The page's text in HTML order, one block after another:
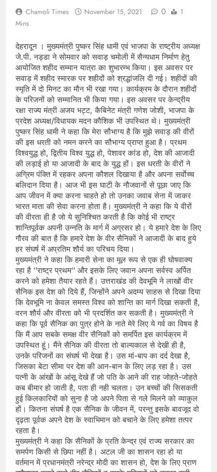
Chamoli Times November 15, 2021 0
1
Mins
देहरादून । मुख्यमंत्री पुष्कर सिंह धामी एवं भाजपा के राष्ट्रीय अध्यक्ष
जे.पी. नड्डा ने सोमवार को सवाड़ चमोली में सैन्यधाम निर्माण हेतु
आयोजित शहीद सम्मान यात्रा का शुभारम्भ किया। इस अवसर पर
सवाड़ में शहीद स्मारक पर शहीदों को श्रद्धांजलि दी गई। शहीदों की
स्मृति में दो मिनट का मौन भी रखा गया। कार्यक्रम के दौरान शहीदों
के परिजनों को सम्मानित भी किया गया। इस अवसर पर केन्द्रीय
रक्षा राज्य मंत्री अजय भट्ट, कैबिनेट मंत्री गणेश जोशी, भाजपा के
प्रदेश अध्यक्ष/विधायक मदन कौशिक भी उपस्थित थे। मुख्यमंत्री
पुष्कर सिंह धामी ने कहा कि मेरा सौभाग्य है कि मुझे सवाड़ की वीरों
की इस धरती को नमन करने का सौभाग्य प्राप्त हुआ है। प्रथम
विश्वयुद्ध हो, द्वितीय विश्व युद्ध हो, पेशावर कांड हो, देश की आजादी
की लड़ाई हो या आजादी के बाद के युद्ध हों। इस धरती के वीरों ने
अग्रिम पंक्ति में रहकर अपना कौशल दिखाया है और अपना सर्वाेच्च
बलिदान दिया है। आज भी इस घाटी के नौजवानों से पूछा जाए कि
आप जीवन में क्या करना चाहते हो तो उनका जवाब सेना में जाकर
भारत माता की सेवा करना होता है। मुख्यमंत्री ने कहा कि ये वीरों
की वीरता ही है जो ये सुनिश्चित करती है कि कोई भी राष्ट्र
शान्तिपूर्वक अपनी उन्नति के मार्ग में अग्रसर हो। ये हमारे देश के लिए
गौरव की बात है कि हमारे देश के वीर सैनिकों ने आजादी के बाद हुये
हर संघर्ष में अप्रतिम शौर्य का परिचय दिया।
मुख्यमंत्री ने कहा कि हमारी सेना का मूल रूप से एक ही घोषवाक्य
रहा है ’’राष्ट्र प्रथम’’ और इसके लिए जवान अपना सर्वस्व अर्पित
करने को हमेशा तैयार रहते हैं। उत्तराखंड की देवभूमि ने लाखों वीर
सैनिक इस देश को दिये हैं, जिन्होंने अपने अदम्य साहस से दिखा दिया
कि देवभूमि ना केवल समस्त विश्व को शान्ति का मार्ग दिखा सकती है,
वरन शौर्य और वीरता को भी प्रदर्शित कर सकती है। मुख्यमंत्री ने
कहा कि पूर्व सैनिक का पुत्र होने के नाते मेरे लिए ये गर्व का विषय है
कि मैं आप सबके समक्ष वीर सैनिकों को समर्पित इस कार्यक्रम में
उपस्थित हूं। मैंने सैनिक की वीरता तो बाल्यकाल से देखी ही है,
उनके परिजनों का संघर्ष भी देखा है। उस मां-बाप का दर्द देखा है,
जिसका बेटा सीमा पर देश की आन-बान के लिए लड़ रहा है। उस
पत्नी के आंखों के आंसू देखे हैं जो पति के आने की राह जोहते-जोहते
कब बीमार हो जाती है, पता ही नही चलता। उन बच्चों की सिसकती
हुई किलकारियों को सुना है जो अपने पिता से गले मिलने को व्याकुल
हों। कितना संघर्ष है एक सैनिक के जीवन में, परन्तु इसके बावजूद वो
दृढ़ता पूर्वक अपने देश के स्वाभिमान को बचाने के लिए हमेशा तत्पर
रहता है।
मुख्यमंत्री ने कहा कि सैनिकों के प्रति केन्द्र एवं राज्य सरकार का
समर्पण किसी से छिपा नहीं है। अटल जी का शासन रहा हो या
वर्तमान में प्रधानमंत्री नरेन्द्र मोदी का शासन हो, देश के लिए प्राण